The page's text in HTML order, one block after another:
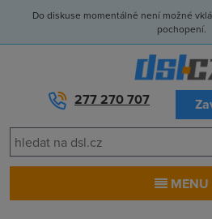
Do diskuse momentálně není možné
pochopení.
277 270 707
MENU